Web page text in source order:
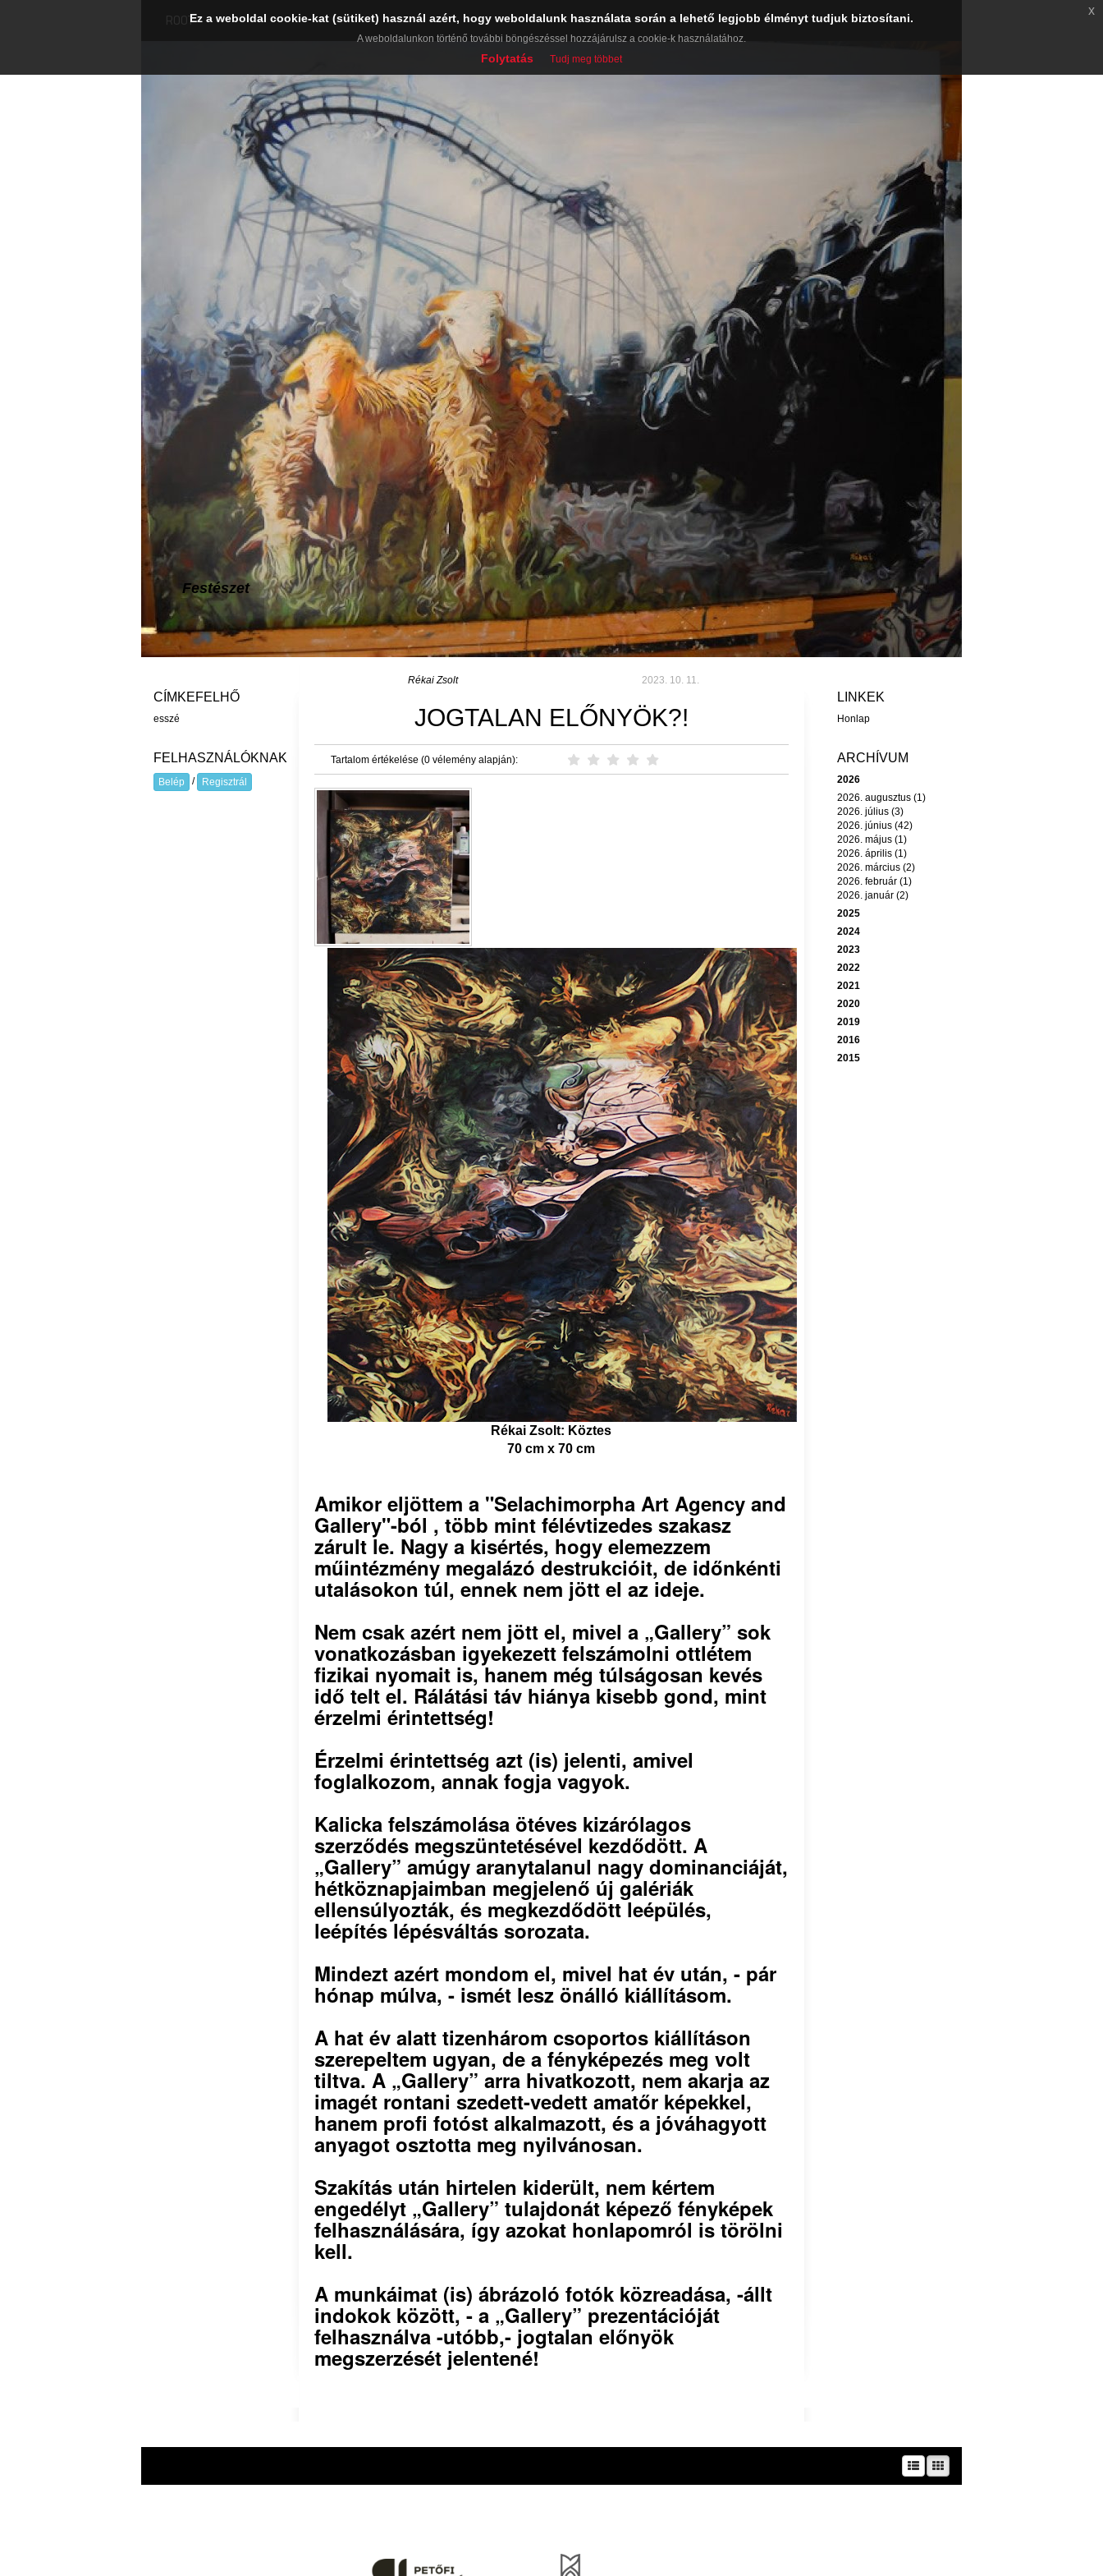
ROOT
Festészet
Rékai Zsolt 2023. 10. 11.
JOGTALAN ELŐNYÖK?!
Tartalom értékelése (0 vélemény alapján):
Rékai Zsolt: Köztes
70 cm x 70 cm
Amikor eljöttem a "Selachimorpha Art Agency and
Gallery"-ból , több mint félévtizedes szakasz
zárult le. Nagy a kisértés, hogy elemezzem
műintézmény megalázó destrukcióit, de időnkénti
utalásokon túl, ennek nem jött el az ideje.
Nem csak azért nem jött el, mivel a „Gallery” sok
vonatkozásban igyekezett felszámolni ottlétem
fizikai nyomait is, hanem még túlságosan kevés
idő telt el. Rálátási táv hiánya kisebb gond, mint
érzelmi érintettség!
Érzelmi érintettség azt (is) jelenti, amivel
foglalkozom, annak fogja vagyok.
Kalicka felszámolása ötéves kizárólagos
szerződés megszüntetésével kezdődött. A
„Gallery” amúgy aranytalanul nagy dominanciáját,
hétköznapjaimban megjelenő új galériák
ellensúlyozták, és megkezdődött leépülés,
leépítés lépésváltás sorozata.
Mindezt azért mondom el, mivel hat év után, - pár
hónap múlva, - ismét lesz önálló kiállításom.
A hat év alatt tizenhárom csoportos kiállításon
szerepeltem ugyan, de a fényképezés meg volt
tiltva. A „Gallery” arra hivatkozott, nem akarja az
imagét rontani szedett-vedett amatőr képekkel,
hanem profi fotóst alkalmazott, és a jóváhagyott
anyagot osztotta meg nyilvánosan.
Szakítás után hirtelen kiderült, nem kértem
engedélyt „Gallery” tulajdonát képező fényképek
felhasználására, így azokat honlapomról is törölni
kell.
A munkáimat (is) ábrázoló fotók közreadása, -állt
indokok között, - a „Gallery” prezentációját
felhasználva -utóbb,- jogtalan előnyök
megszerzését jelentené!
CÍMKEFELHŐ
esszé
FELHASZNÁLÓKNAK
Belép / Regisztrál
LINKEK
Honlap
ARCHÍVUM
2026
2026. augusztus (1)
2026. július (3)
2026. június (42)
2026. május (1)
2026. április (1)
2026. március (2)
2026. február (1)
2026. január (2)
2025
2024
2023
2022
2021
2020
2019
2016
2015
Ez a weboldal cookie-kat (sütiket) használ azért, hogy weboldalunk használata során a lehető legjobb élményt tudjuk biztosítani.
A weboldalunkon történő további böngészéssel hozzájárulsz a cookie-k használatához.
Folytatás Tudj meg többet
x